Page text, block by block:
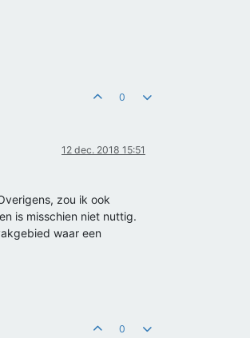
0
12 dec. 2018 15:51
zou ik ook
is misschien niet nuttig.
waar een
0